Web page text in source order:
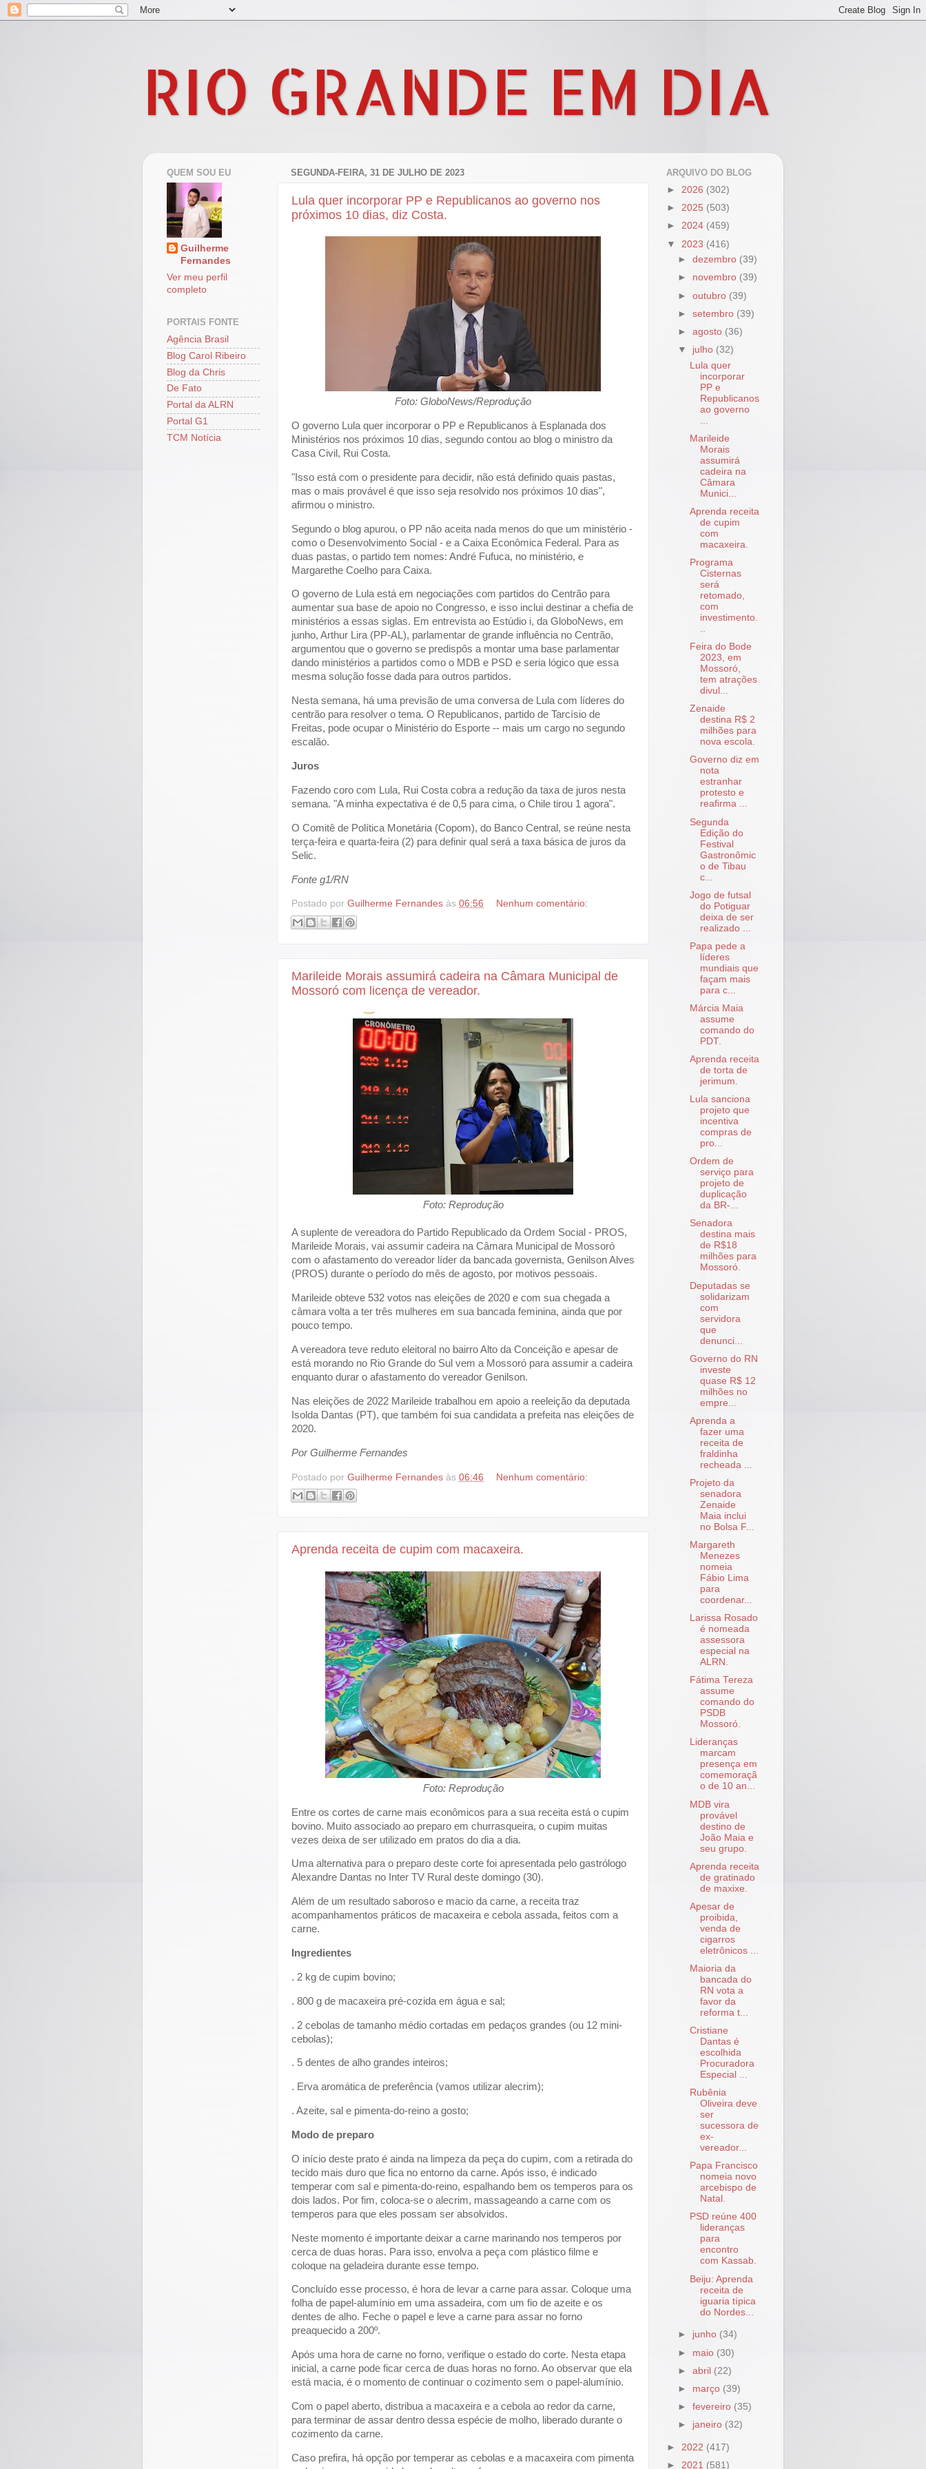
RIO GRANDE EM DIA
SEGUNDA-FEIRA, 31 DE JULHO DE 2023
Lula quer incorporar PP e Republicanos ao governo nos
próximos 10 dias, diz Costa.
Foto: GloboNews/Reprodução
O governo Lula quer incorporar o PP e Republicanos à Esplanada dos
Ministérios nos próximos 10 dias, segundo contou ao blog o ministro da
Casa Civil, Rui Costa.
"Isso está com o presidente para decidir, não está definido quais pastas,
mas o mais provável é que isso seja resolvido nos próximos 10 dias",
afirmou o ministro.
Segundo o blog apurou, o PP não aceita nada menos do que um ministério -
como o Desenvolvimento Social - e a Caixa Econômica Federal. Para as
duas pastas, o partido tem nomes: André Fufuca, no ministério, e
Margarethe Coelho para Caixa.
O governo de Lula está em negociações com partidos do Centrão para
aumentar sua base de apoio no Congresso, e isso inclui destinar a chefia de
ministérios a essas siglas. Em entrevista ao Estúdio i, da GloboNews, em
junho, Arthur Lira (PP-AL), parlamentar de grande influência no Centrão,
argumentou que o governo se predispôs a montar uma base parlamentar
dando ministérios a partidos como o MDB e PSD e seria lógico que essa
mesma solução fosse dada para outros partidos.
Nesta semana, há uma previsão de uma conversa de Lula com líderes do
centrão para resolver o tema. O Republicanos, partido de Tarcísio de
Freitas, pode ocupar o Ministério do Esporte -- mais um cargo no segundo
escalão.
Juros
Fazendo coro com Lula, Rui Costa cobra a redução da taxa de juros nesta
semana. "A minha expectativa é de 0,5 para cima, o Chile tirou 1 agora".
O Comitê de Política Monetária (Copom), do Banco Central, se reúne nesta
terça-feira e quarta-feira (2) para definir qual será a taxa básica de juros da
Selic.
Fonte g1/RN
Postado por Guilherme Fernandes às 06:56 Nenhum comentário:
Marileide Morais assumirá cadeira na Câmara Municipal de
Mossoró com licença de vereador.
Foto: Reprodução
A suplente de vereadora do Partido Republicado da Ordem Social - PROS,
Marileide Morais, vai assumir cadeira na Câmara Municipal de Mossoró
com o afastamento do vereador líder da bancada governista, Genilson Alves
(PROS) durante o período do mês de agosto, por motivos pessoais.
Marileide obteve 532 votos nas eleições de 2020 e com sua chegada a
câmara volta a ter três mulheres em sua bancada feminina, ainda que por
pouco tempo.
A vereadora teve reduto eleitoral no bairro Alto da Conceição e apesar de
está morando no Rio Grande do Sul vem a Mossoró para assumir a cadeira
enquanto durar o afastamento do vereador Genilson.
Nas eleições de 2022 Marileide trabalhou em apoio a reeleição da deputada
Isolda Dantas (PT), que também foi sua candidata a prefeita nas eleições de
2020.
Por Guilherme Fernandes
Postado por Guilherme Fernandes às 06:46 Nenhum comentário:
Aprenda receita de cupim com macaxeira.
Foto: Reprodução
Entre os cortes de carne mais econômicos para a sua receita está o cupim
bovino. Muito associado ao preparo em churrasqueira, o cupim muitas
vezes deixa de ser utilizado em pratos do dia a dia.
Uma alternativa para o preparo deste corte foi apresentada pelo gastrólogo
Alexandre Dantas no Inter TV Rural deste domingo (30).
Além de um resultado saboroso e macio da carne, a receita traz
acompanhamentos práticos de macaxeira e cebola assada, feitos com a
carne.
Ingredientes
. 2 kg de cupim bovino;
. 800 g de macaxeira pré-cozida em água e sal;
. 2 cebolas de tamanho médio cortadas em pedaços grandes (ou 12 mini-
cebolas);
. 5 dentes de alho grandes inteiros;
. Erva aromática de preferência (vamos utilizar alecrim);
. Azeite, sal e pimenta-do-reino a gosto;
Modo de preparo
O início deste prato é ainda na limpeza da peça do cupim, com a retirada do
tecido mais duro que fica no entorno da carne. Após isso, é indicado
temperar com sal e pimenta-do-reino, espalhando bem os temperos para os
dois lados. Por fim, coloca-se o alecrim, massageando a carne com os
temperos para que eles possam ser absolvidos.
Neste momento é importante deixar a carne marinando nos temperos por
cerca de duas horas. Para isso, envolva a peça com plástico filme e
coloque na geladeira durante esse tempo.
Concluído esse processo, é hora de levar a carne para assar. Coloque uma
folha de papel-alumínio em uma assadeira, com um fio de azeite e os
dentes de alho. Feche o papel e leve a carne para assar no forno
preaquecido a 200º.
Após uma hora de carne no forno, verifique o estado do corte. Nesta etapa
inicial, a carne pode ficar cerca de duas horas no forno. Ao observar que ela
está macia, é o momento de continuar o cozimento sem o papel-alumínio.
Com o papel aberto, distribua a macaxeira e a cebola ao redor da carne,
para terminar de assar dentro dessa espécie de molho, liberado durante o
cozimento da carne.
Caso prefira, há opção por temperar as cebolas e a macaxeira com pimenta
QUEM SOU EU
Guilherme
Fernandes
Ver meu perfil
completo
PORTAIS FONTE
Agência Brasil
Blog Carol Ribeiro
Blog da Chris
De Fato
Portal da ALRN
Portal G1
TCM Notícia
ARQUIVO DO BLOG
► 2026 (302)
► 2025 (503)
► 2024 (459)
▼ 2023 (416)
►dezembro (39)
► novembro (39)
►outubro (39)
►setembro (39)
►agosto (36)
▼ julho (32)
Lula quer
incorporar
PP e
Republicanos
ao governo
Marileide
Morais
assumirá
cadeira na
Câmara
Munici...
Aprenda receita
de cupim
com
macaxeira.
Programa
Cisternas
será
retomado,
com
investimento.
..
Feira do Bode
2023, em
Mossoró,
tem atrações
divul...
Zenaide
destina R$ 2
milhões para
nova escola.
Governo diz em
nota
estranhar
protesto e
reafirma ...
Segunda
Edição do
Festival
Gastronômic
o de Tibau
c...
Jogo de futsal
do Potiguar
deixa de ser
realizado ...
Papa pede a
líderes
mundiais que
façam mais
para c...
Márcia Maia
assume
comando do
PDT.
Aprenda receita
de torta de
jerimum.
Lula sanciona
projeto que
incentiva
compras de
pro...
Ordem de
serviço para
projeto de
duplicação
da BR-...
Senadora
destina mais
de R$18
milhões para
Mossoró.
Deputadas se
solidarizam
com
servidora
que
denunci...
Governo do RN
investe
quase R$ 12
milhões no
empre...
Aprenda a
fazer uma
receita de
fraldinha
recheada ...
Projeto da
senadora
Zenaide
Maia inclui
no Bolsa F...
Margareth
Menezes
nomeia
Fábio Lima
para
coordenar...
Larissa Rosado
é nomeada
assessora
especial na
ALRN.
Fátima Tereza
assume
comando do
PSDB
Mossoró.
Lideranças
marcam
presença em
comemoraçã
o de 10 an...
MDB vira
provável
destino de
João Maia e
seu grupo.
Aprenda receita
de gratinado
de maxixe.
Apesar de
proibida,
venda de
cigarros
eletrônicos ...
Maioria da
bancada do
RN vota a
favor da
reforma t...
Cristiane
Dantas é
escolhida
Procuradora
Especial ...
Rubênia
Oliveira deve
ser
sucessora de
ex-
vereador...
Papa Francisco
nomeia novo
arcebispo de
Natal.
PSD reúne 400
lideranças
para
encontro
com Kassab.
Beiju: Aprenda
receita de
iguaria típica
do Nordes...
► junho (34)
► maio (30)
►abril (22)
► março (39)
►fevereiro (35)
► janeiro (32)
► 2022 (417)
► 2021 (581)